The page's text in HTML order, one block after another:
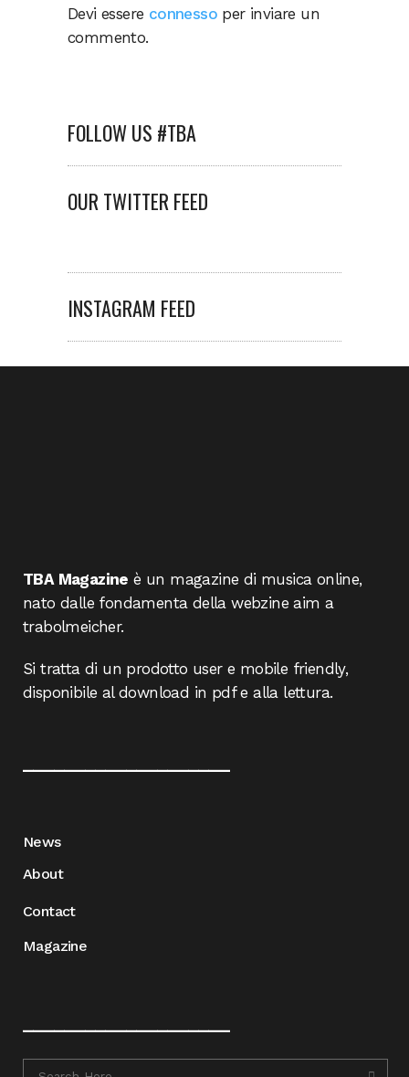
Devi essere connesso per inviare un
commento.
FOLLOW US #TBA
OUR TWITTER FEED
INSTAGRAM FEED
TBA Magazine è un magazine di musica online,
nato dalle fondamenta della webzine aim a
trabolmeicher.
Si tratta di un prodotto user e mobile friendly,
disponibile al download in pdf e alla lettura.
News
About
Contact
Magazine